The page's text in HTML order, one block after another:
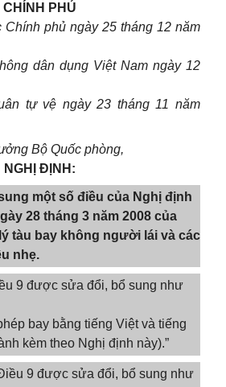
CHÍNH PHỦ
phủ ngày 25 tháng 12 năm
dân dụng Việt Nam ngày 12
tự vệ ngày 23 tháng 11 năm
Bộ Quốc phòng,
NGHỊ ĐỊNH:
một số điều của Nghị định
28 tháng 3 năm 2008 của
tàu bay không người lái và các
nhẹ.
9 được sửa đổi, bổ sung như
bay bằng tiếng Việt và tiếng
kèm theo Nghị định này).”
9 được sửa đổi, bổ sung như